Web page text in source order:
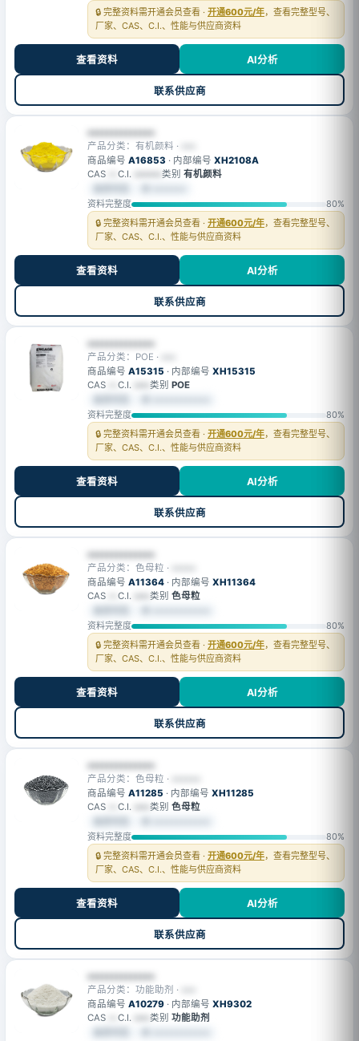
🔒 完整资料需开通会员查看 · 开通600元/年，查看完整型号、
厂家、CAS、C.I.、性能与供应商资料
查看资料 AI分析
联系供应商
••••••••••••••
产品分类：有机颜料 ·
商品编号 A16853 · 内部编号 XH2108A
CAS
C.I. 类别 有机颜料
资料完整度
80%
🔒 完整资料需开通会员查看 · 开通600元/年，查看完整型号、
厂家、CAS、C.I.、性能与供应商资料
查看资料 AI分析
联系供应商
••••••••••••••
产品分类：POE ·
商品编号 A15315 · 内部编号 XH15315
CAS
C.I. 类别 POE
资料完整度
80%
🔒 完整资料需开通会员查看 · 开通600元/年，查看完整型号、
厂家、CAS、C.I.、性能与供应商资料
查看资料 AI分析
联系供应商
••••••••••••••
产品分类：色母粒 ·
商品编号 A11364 · 内部编号 XH11364
CAS
C.I. 类别 色母粒
资料完整度
80%
🔒 完整资料需开通会员查看 · 开通600元/年，查看完整型号、
厂家、CAS、C.I.、性能与供应商资料
查看资料 AI分析
联系供应商
••••••••••••••
产品分类：色母粒 ·
商品编号 A11285 · 内部编号 XH11285
CAS
C.I. 类别 色母粒
资料完整度
80%
🔒 完整资料需开通会员查看 · 开通600元/年，查看完整型号、
厂家、CAS、C.I.、性能与供应商资料
查看资料 AI分析
联系供应商
••••••••••••••
产品分类：功能助剂 ·
商品编号 A10279 · 内部编号 XH9302
CAS
C.I. 类别 功能助剂